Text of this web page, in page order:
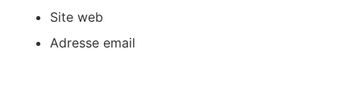
Site web
Adresse email